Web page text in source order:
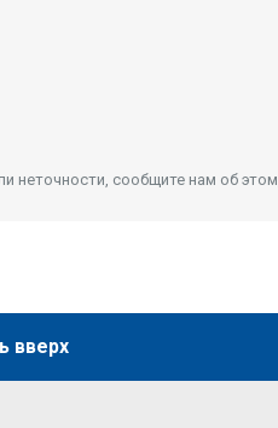
сообщите нам об
вверх